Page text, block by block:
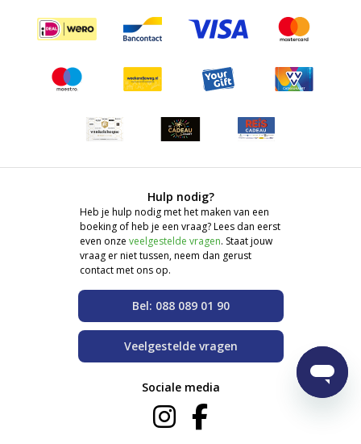
Hulp nodig?
Heb je hulp nodig met het maken van een
boeking of heb je een vraag? Lees dan eerst
even onze veelgestelde vragen. Staat jouw
vraag er niet tussen, neem dan gerust
contact met ons op.
Bel: 088 089 01 90
Veelgestelde vragen
Sociale media